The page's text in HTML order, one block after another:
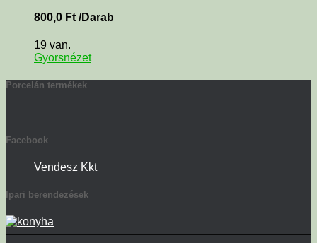
800,0 Ft /Darab
19 van.
Gyorsnézet
Porcelán termékek
Facebook
Vendesz Kkt
Ipari berendezések